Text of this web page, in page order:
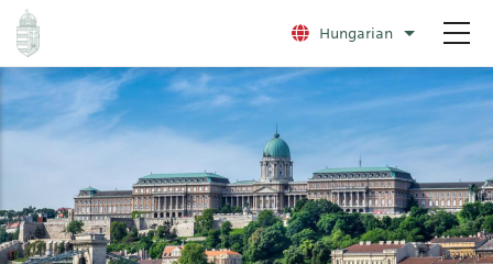
Ugrás
tartalomra
Hungarian További